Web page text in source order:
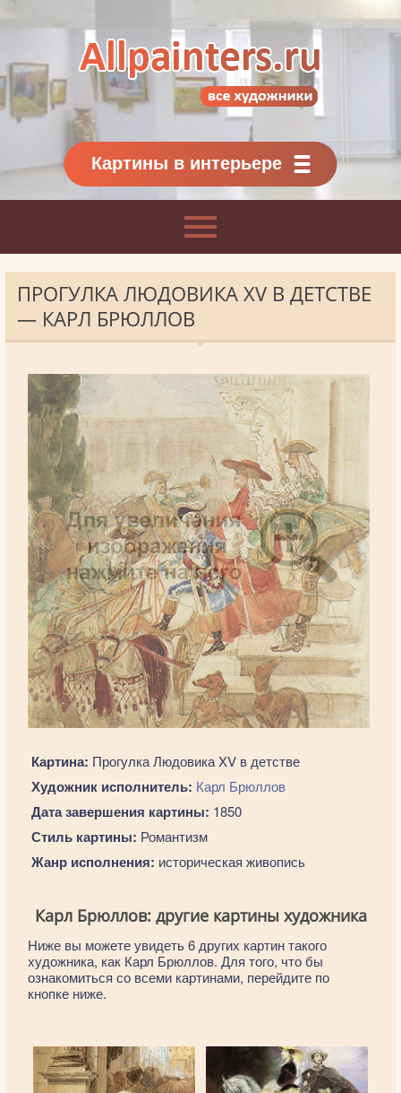
Картины классиков
и современников
Картины в интерьере
ПРОГУЛКА ЛЮДОВИКА XV В ДЕТСТВЕ
— КАРЛ БРЮЛЛОВ
Картина: Прогулка Людовика XV в детстве
Художник исполнитель: Карл Брюллов
Дата завершения картины: 1850
Стиль картины: Романтизм
Жанр исполнения: историческая живопись
Карл Брюллов: другие картины художника
Ниже вы можете увидеть 6 других картин такого
художника, как Карл Брюллов. Для того, что бы
ознакомиться со всеми картинами, перейдите по
кнопке ниже.